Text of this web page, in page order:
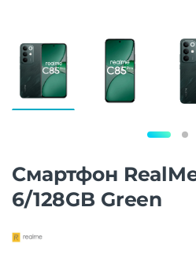
Смартфон
6/128GB Green